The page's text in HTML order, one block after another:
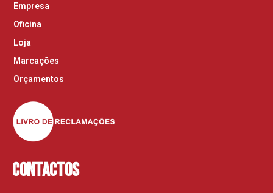
Empresa
Oficina
Loja
Marcações
Orçamentos
Contactos